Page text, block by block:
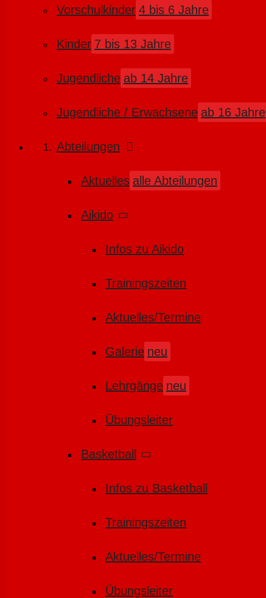
Vorschulkinder 4 bis 6 Jahre
Kinder 7 bis 13 Jahre
Jugendliche ab 14 Jahre
Jugendliche / Erwachsene ab 16 Jahre
Abteilungen
Aktuelles alle Abteilungen
Aikido
Infos zu Aikido
Trainingszeiten
Aktuelles/Termine
Galerie neu
Lehrgänge neu
Übungsleiter
Basketball
Infos zu Basketball
Trainingszeiten
Aktuelles/Termine
Übungsleiter